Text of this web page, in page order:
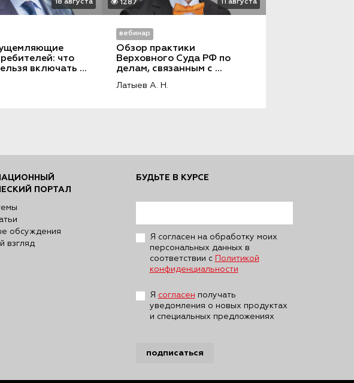
18 августа
что
включать в
1287 11 августа
вебинар
Обзор практики
Верховного Суда РФ по
делам, связанным с
повлекших переход права
Латыев А. Н.
ПОРТАЛ
обсуждения
взгляд
БУДЬТЕ В КУРСЕ
Я согласен на обработку моих
персональных данных в
соответствии с
Политикой
конфиденциальности
Я согласен получать
уведомления о новых продуктах
и специальных предложениях
подписаться